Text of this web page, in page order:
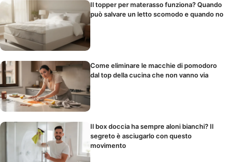
Il topper per materasso funziona? Quando
può salvare un letto scomodo e quando no
Come eliminare le macchie di pomodoro
dal top della cucina che non vanno via
Il box doccia ha sempre aloni bianchi? Il
segreto è asciugarlo con questo
movimento